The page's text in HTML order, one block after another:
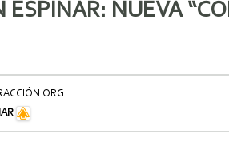
ESPINAR: NUEVA